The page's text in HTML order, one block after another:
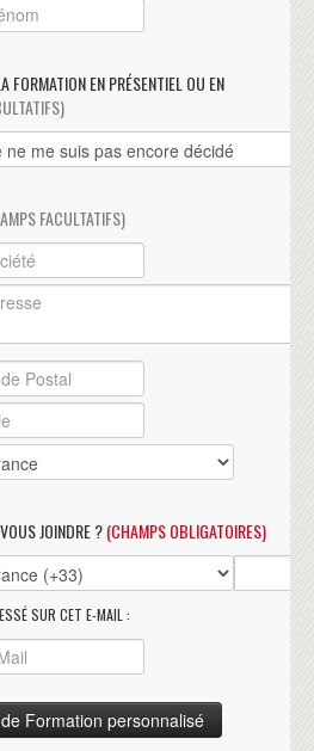
EN PRÉSENTIEL OU EN
FACULTATIFS)
JOINDRE ?(CHAMPS OBLIGATOIRES)
SUR CET E-MAIL :